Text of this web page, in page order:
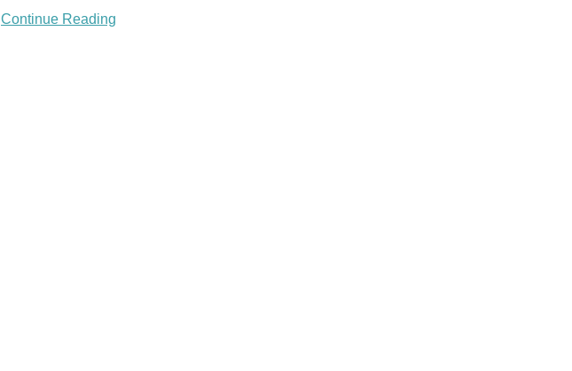
Continue Reading